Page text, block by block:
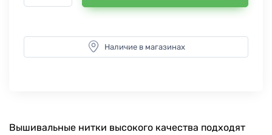
Наличие в магазинах
Вышивальные нитки высокого качества подходят